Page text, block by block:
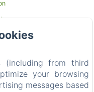
(including from third
your browsing
messages based